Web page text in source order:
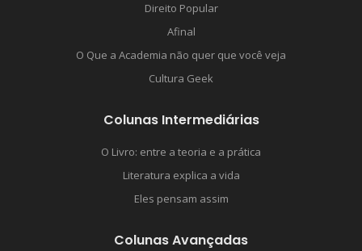
Direito Popular
Afinal
O Que a Academia não quer que você veja
Cultura Geek
Colunas Intermediárias
O Livro: entre a teoria e a prática
Literatura explica a vida
Eles pensam assim
Colunas Avançadas